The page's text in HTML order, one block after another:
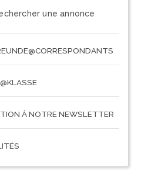
une annonce
À NOTRE NEWSLETTER